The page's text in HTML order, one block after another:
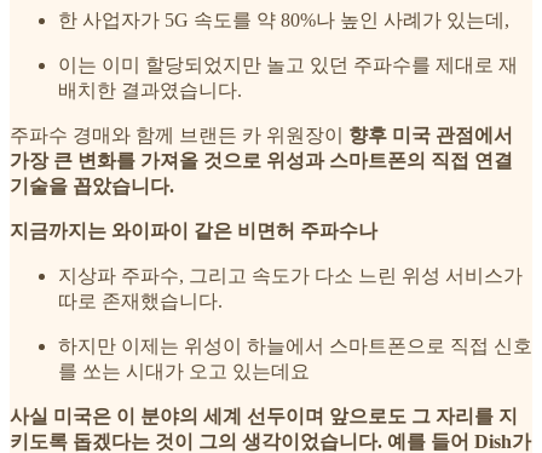
한 사업자가 5G 속도를 약 80%나 높인 사례가 있는데,
이는 이미 할당되었지만 놀고 있던 주파수를 제대로 재
배치한 결과였습니다.
주파수 경매와 함께 브랜든 카 위원장이 향후 미국 관점에서
가장 큰 변화를 가져올 것으로 위성과 스마트폰의 직접 연결
기술을 꼽았습니다.
지금까지는 와이파이 같은 비면허 주파수나
지상파 주파수, 그리고 속도가 다소 느린 위성 서비스가
따로 존재했습니다.
하지만 이제는 위성이 하늘에서 스마트폰으로 직접 신호
를 쏘는 시대가 오고 있는데요
사실 미국은 이 분야의 세계 선두이며 앞으로도 그 자리를 지
키도록 돕겠다는 것이 그의 생각이었습니다. 예를 들어 Dish가